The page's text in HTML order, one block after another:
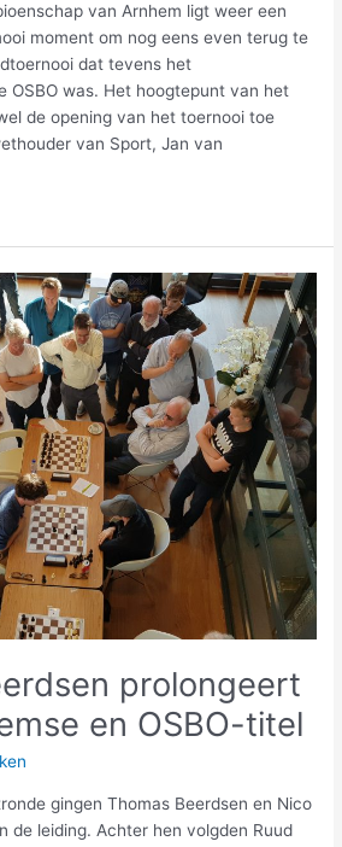
van Arnhem ligt weer een
moment om nog eens even terug te
dat tevens het
OSBO was. Het hoogtepunt van het
de opening van het toernooi toe
van Sport, Jan van
prolongeert
en OSBO-titel
gingen Thomas Beerdsen en Nico
de leiding. Achter hen volgden Ruud